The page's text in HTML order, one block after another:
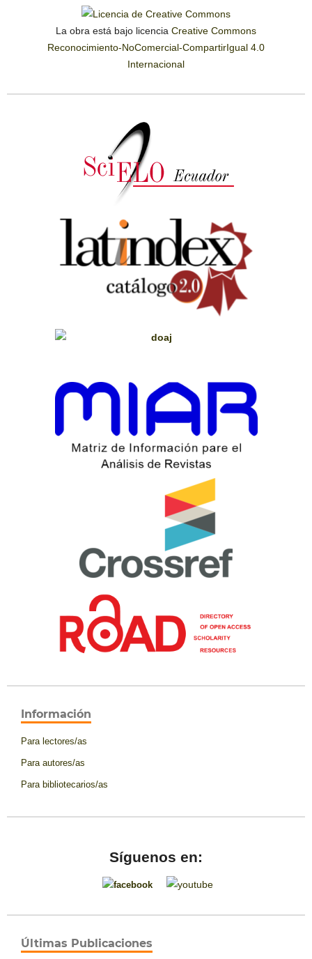
La obra está bajo licencia Creative Commons
Reconocimiento-NoComercial-CompartirIgual 4.0
Internacional
Información
Para lectores/as
Para autores/as
Para bibliotecarios/as
Síguenos en:
Últimas Publicaciones